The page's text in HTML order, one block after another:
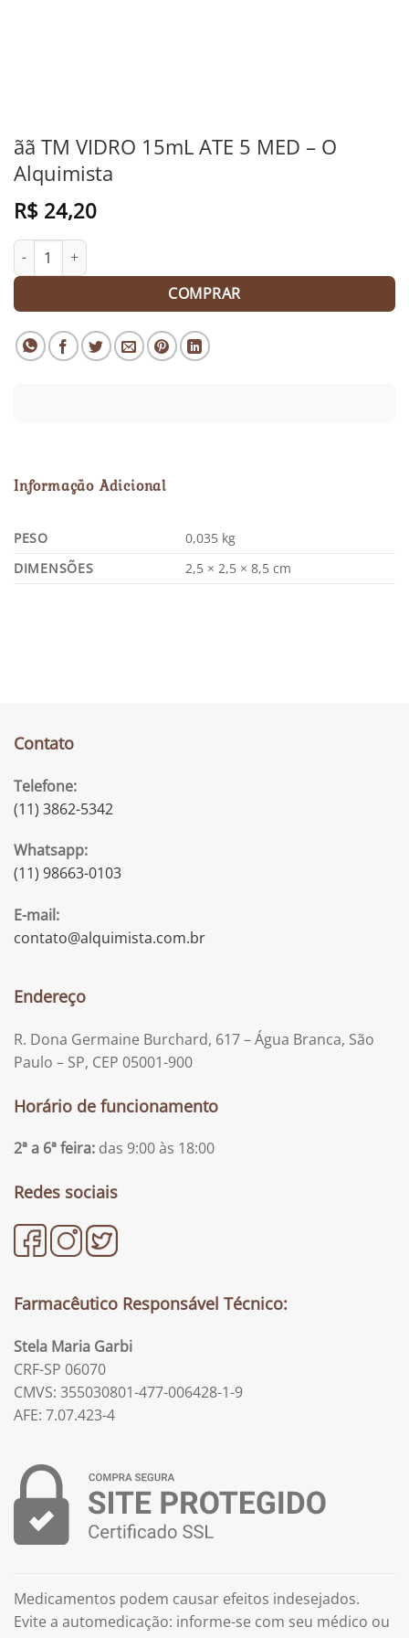
ãã TM VIDRO 15mL ATE 5 MED – O
Alquimista
R$ 24,20
ãã TM VIDRO 15mL ATE 5 MED - O Alquimista quantidade
COMPRAR
Informação Adicional
PESO
0,035 kg
DIMENSÕES
2,5 × 2,5 × 8,5 cm
Contato
Telefone:
(11) 3862-5342
Whatsapp:
(11) 98663-0103
E-mail:
contato@alquimista.com.br
Endereço
R. Dona Germaine Burchard, 617 – Água Branca, São
Paulo – SP, CEP 05001-900
Horário de funcionamento
2ª a 6ª feira: das 9:00 às 18:00
Redes sociais
Farmacêutico Responsável Técnico:
Stela Maria Garbi
CRF-SP 06070
CMVS: 355030801-477-006428-1-9
AFE: 7.07.423-4
Medicamentos podem causar efeitos indesejados.
Evite a automedicação: informe-se com seu médico ou